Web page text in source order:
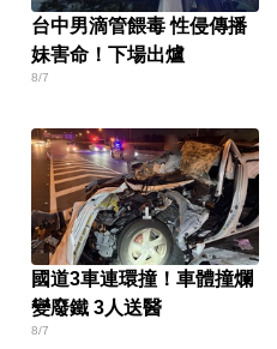
台中男滴管餵毒 性侵傳播
妹害命！下場出爐
8/7
國道3車連環撞！車體撞爛
變廢鐵 3人送醫
8/7